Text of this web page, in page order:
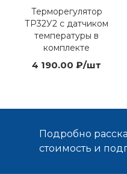
Терморегулятор
ТР32У2 с датчиком
температуры в
комплекте
4 190.00 ₽/шт
Подробно
стоимость и